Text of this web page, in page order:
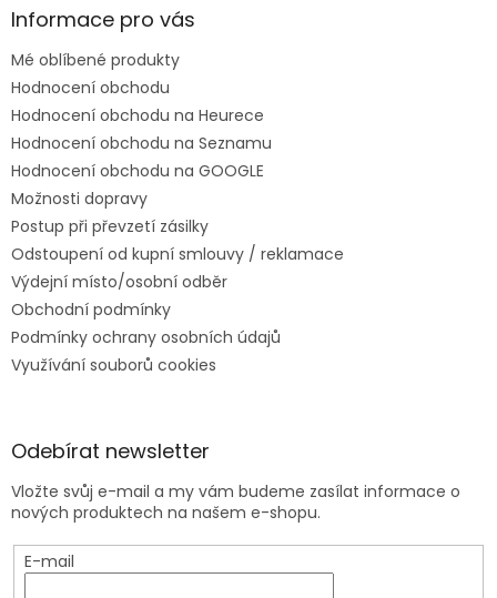
Informace pro vás
Mé oblíbené produkty
Hodnocení obchodu
Hodnocení obchodu na Heurece
Hodnocení obchodu na Seznamu
Hodnocení obchodu na GOOGLE
Možnosti dopravy
Postup při převzetí zásilky
Odstoupení od kupní smlouvy / reklamace
Výdejní místo/osobní odběr
Obchodní podmínky
Podmínky ochrany osobních údajů
Využívání souborů cookies
Odebírat newsletter
Vložte svůj e-mail a my vám budeme zasílat informace o
nových produktech na našem e-shopu.
E-mail